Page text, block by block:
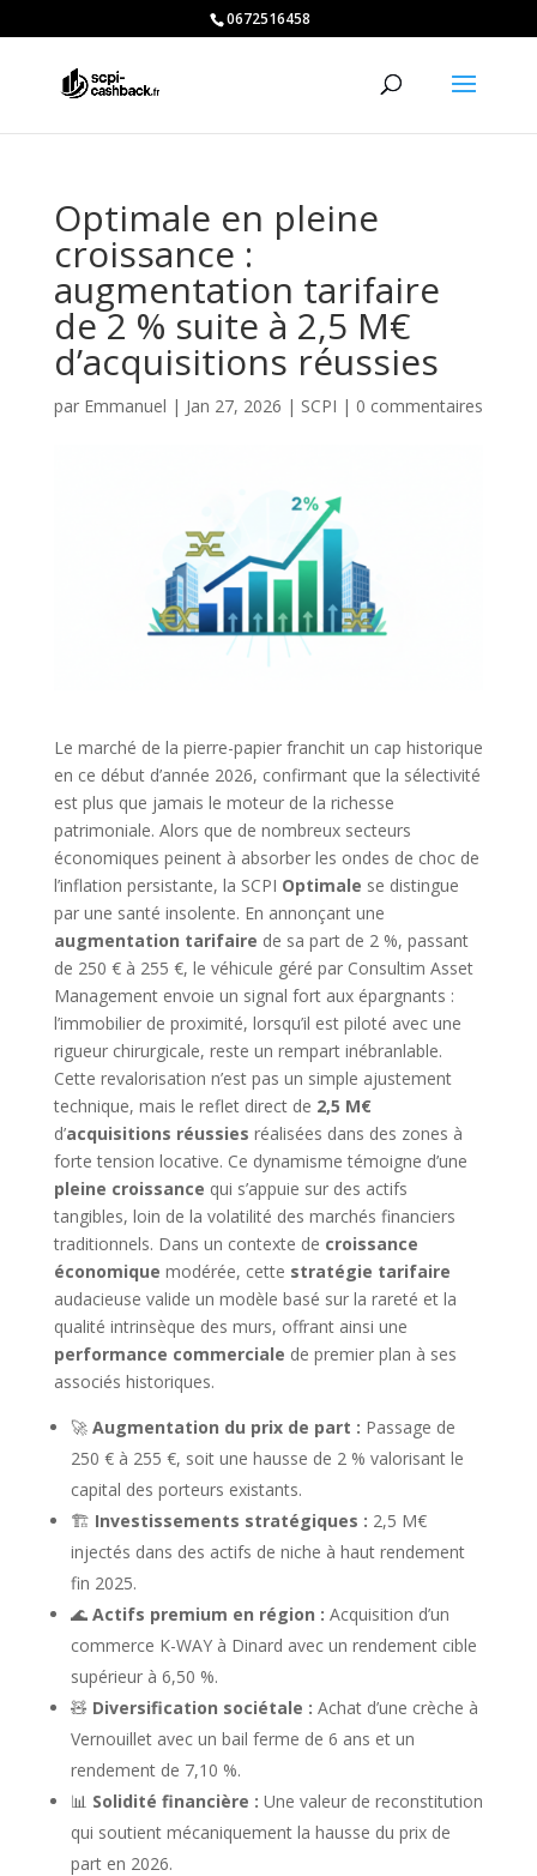
0672516458
Optimale en pleine
croissance :
augmentation tarifaire
de 2 % suite à 2,5 M€
d’acquisitions réussies
par Emmanuel | Jan 27, 2026 | SCPI | 0 commentaires
Le marché de la pierre-papier franchit un cap historique
en ce début d’année 2026, confirmant que la sélectivité
est plus que jamais le moteur de la richesse
patrimoniale. Alors que de nombreux secteurs
économiques peinent à absorber les ondes de choc de
l’inflation persistante, la SCPI Optimale se distingue
par une santé insolente. En annonçant une
augmentation tarifaire de sa part de 2 %, passant
de 250 € à 255 €, le véhicule géré par Consultim Asset
Management envoie un signal fort aux épargnants :
l’immobilier de proximité, lorsqu’il est piloté avec une
rigueur chirurgicale, reste un rempart inébranlable.
Cette revalorisation n’est pas un simple ajustement
technique, mais le reflet direct de 2,5 M€
d’acquisitions réussies réalisées dans des zones à
forte tension locative. Ce dynamisme témoigne d’une
pleine croissance qui s’appuie sur des actifs
tangibles, loin de la volatilité des marchés financiers
traditionnels. Dans un contexte de croissance
économique modérée, cette stratégie tarifaire
audacieuse valide un modèle basé sur la rareté et la
qualité intrinsèque des murs, offrant ainsi une
performance commerciale de premier plan à ses
associés historiques.
🚀 Augmentation du prix de part : Passage de
250 € à 255 €, soit une hausse de 2 % valorisant le
capital des porteurs existants.
🏗️ Investissements stratégiques : 2,5 M€
injectés dans des actifs de niche à haut rendement
fin 2025.
🌊 Actifs premium en région : Acquisition d’un
commerce K-WAY à Dinard avec un rendement cible
supérieur à 6,50 %.
🧸 Diversification sociétale : Achat d’une crèche à
Vernouillet avec un bail ferme de 6 ans et un
rendement de 7,10 %.
📊 Solidité financière : Une valeur de reconstitution
qui soutient mécaniquement la hausse du prix de
part en 2026.